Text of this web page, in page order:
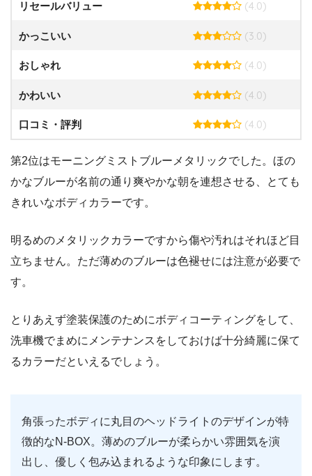
リセールバリュー (4.0)
かっこいい (3.0)
おしゃれ (4.0)
かわいい (4.0)
口コミ・評判 (4.0)
第2位はモーニングミストブルーメタリックでした。ほの
かなブルーが名前の通り爽やかな朝を連想させる、とても
きれいなボディカラーです。
明るめのメタリックカラーですから傷や汚れはそれほど目
立ちません。ただ薄めのブルーは色褪せには注意が必要で
す。
とりあえず塗装保護のためにボディコーティングをして、
洗車機でまめにメンテナンスをしておけば十分綺麗に保て
るカラーだといえるでしょう。
角張ったボディに丸目のヘッドライトのデザインが特
徴的なN-BOX。薄めのブルーが柔らかい雰囲気を演
出し、優しく包み込まれるような印象にします。